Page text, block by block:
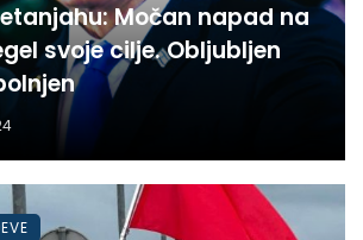
Močan napad na
svoje cilje. Obljubljen